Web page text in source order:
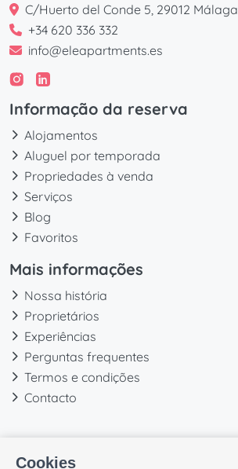
Cookies
C/Huerto del Conde 5, 29012 Málaga
+34 620 336 332
info@eleapartments.es
Informação da reserva
Alojamentos
Aluguel por temporada
Propriedades à venda
Serviços
Blog
Favoritos
Mais informações
Nossa história
Proprietários
Experiências
Perguntas frequentes
Termos e condições
Contacto